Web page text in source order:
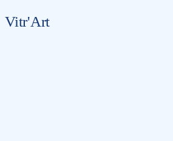
Vitr'Art